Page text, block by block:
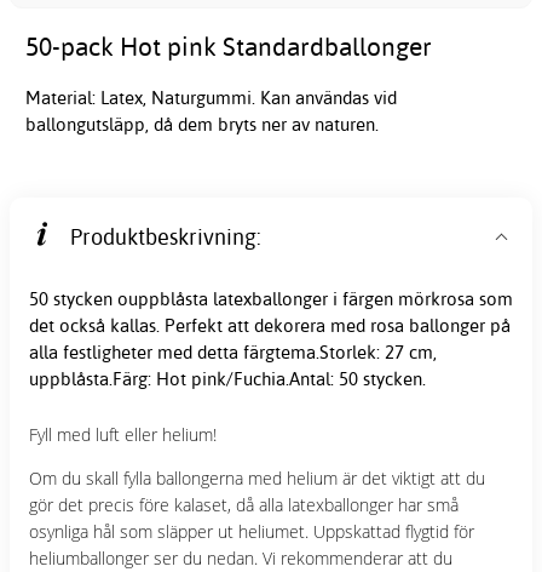
50-pack Hot pink Standardballonger
Material: Latex, Naturgummi. Kan användas vid
ballongutsläpp, då dem bryts ner av naturen.
Produktbeskrivning:
50 stycken ouppblåsta latexballonger i färgen mörkrosa som
det också kallas. Perfekt att dekorera med rosa ballonger på
alla festligheter med detta färgtema.Storlek: 27 cm,
uppblåsta.Färg: Hot pink/Fuchia.Antal: 50 stycken.
Fyll med luft eller helium!
Om du skall fylla ballongerna med helium är det viktigt att du
gör det precis före kalaset, då alla latexballonger har små
osynliga hål som släpper ut heliumet. Uppskattad flygtid för
heliumballonger ser du nedan. Vi rekommenderar att du